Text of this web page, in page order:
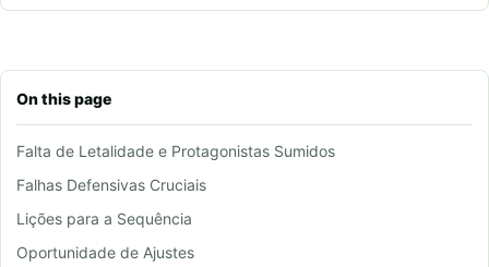
On this page
Falta de Letalidade e Protagonistas Sumidos
Falhas Defensivas Cruciais
Lições para a Sequência
Oportunidade de Ajustes